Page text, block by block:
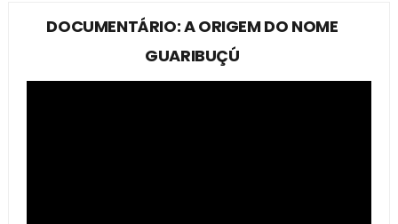
DOCUMENTÁRIO: A ORIGEM DO NOME
GUARIBUÇÚ